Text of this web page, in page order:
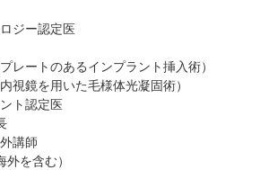
ジー認定医
レートのあるインプラント挿入術）
視鏡を用いた毛様体光凝固術）
ト認定医
講師
を含む）